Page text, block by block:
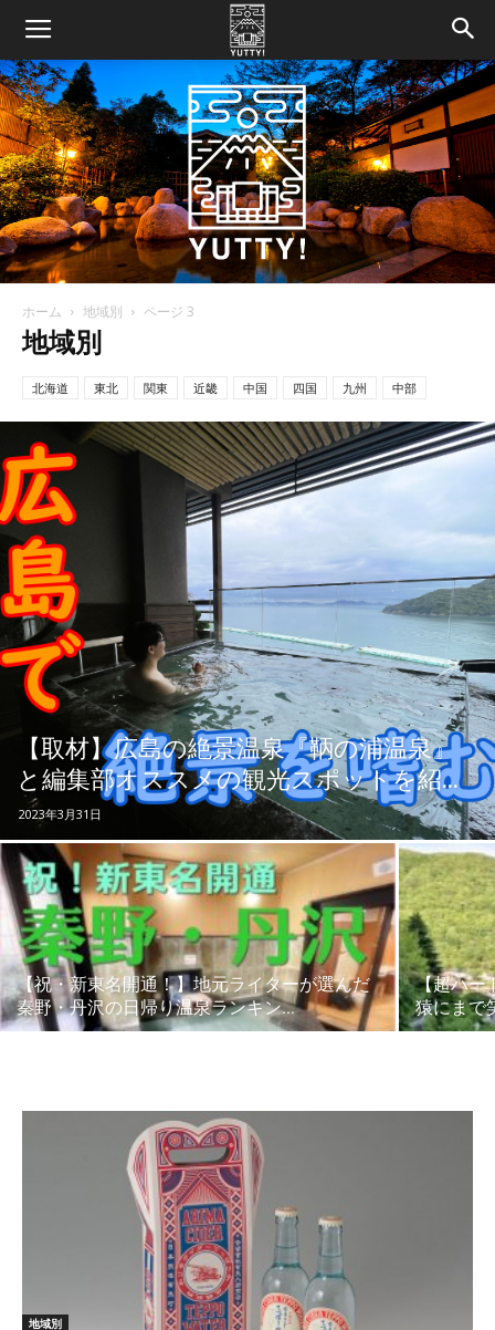
【ユ
テ
ィ】
ホーム 地域別 ページ 3
地域別
北海道 東北 関東 近畿 中国 四国 九州 中部
【取材】広島の絶景温泉『鞆の浦温泉』
と編集部オススメの観光スポットを紹...
2023年3月31日
【祝・新東名開通！】地元ライターが選んだ
秦野・丹沢の日帰り温泉ランキン...
【超ハー
猿にまで
地域別